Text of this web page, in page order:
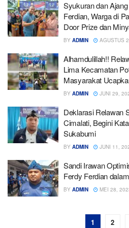
Syukuran dan
Ferdian, Warga di
Door Prize dan
BY ADMIN AGUSTUS
Alhamdulillah!!
Lima Kecamatan
Masyarakat
BY ADMIN JUNI 29,
Deklarasi Relawan
Cimalati, Begini
Sukabumi
BY ADMIN JUNI 11,
Sandi Irawan
Ferdy Ferdian
BY ADMIN MEI 28,
1 2